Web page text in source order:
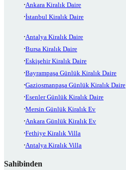
Ankara Kiralık Daire
İstanbul Kiralık Daire
Antalya Kiralık Daire
Bursa Kiralık Daire
Eskişehir Kiralık Daire
Bayrampaşa Günlük Kiralık Daire
Gaziosmanpaşa Günlük Kiralık Daire
Esenler Günlük Kiralık Daire
Mersin Günlük Kiralık Ev
Ankara Günlük Kiralık Ev
Fethiye Kiralık Villa
Antalya Kiralık Villa
Sahibinden